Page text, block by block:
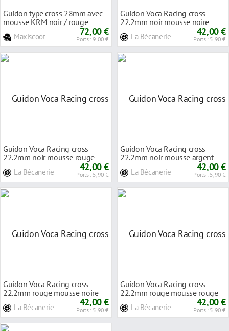
Guidon type cross 28mm avec
mousse KRM noir / rouge
Maxiscoot 72,00 €
Ports : 9,00 €
Guidon Voca Racing cross
22.2mm noir mousse noire
La Bécanerie 42,00 €
Ports : 5,90 €
Guidon Voca Racing cross
22.2mm noir mousse rouge
La Bécanerie 42,00 €
Ports : 5,90 €
Guidon Voca Racing cross
22.2mm noir mousse argent
La Bécanerie 42,00 €
Ports : 5,90 €
Guidon Voca Racing cross
22.2mm rouge mousse noire
La Bécanerie 42,00 €
Ports : 5,90 €
Guidon Voca Racing cross
22.2mm rouge mousse rouge
La Bécanerie 42,00 €
Ports : 5,90 €